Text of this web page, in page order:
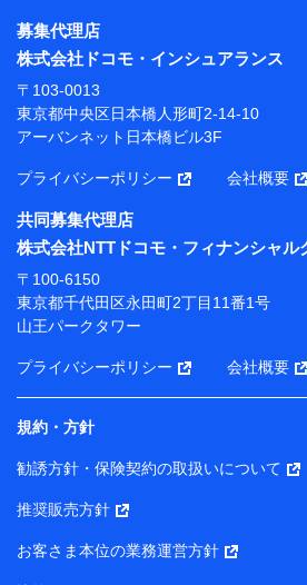
【利用目的】
当社または株式会社NTTドコモ・
プが提供する保険関連サービスに
付および管理のため
当社または株式会社NTTドコモ・
携会社の保険その他に関する情報
維持管理等の委託業務遂行のため
関連する当社または株式会社NTT
ルグループおよび提携会社のサー
ため
（各サービスで取得したサービス
トの閲覧履歴、購買履歴、ご契約
ータを分析して、お客さまの趣味
サービス・商品等に関するご提案
ことがあります。）
各種セミナーの開催のため
コンサルティングサービスの実施の
アンケートやキャンペーン等の実施
上記に係る案内・手続き・管理等
所・代表者名】
募集代理店
株式会社ドコモ・インシュアランス
〒103-0013
東京都中央区日本橋人形町2-14-10
アーバンネット日本橋ビル3F
プライバシーポリシー 会社概要
共同募集代理店
株式会社NTTドコモ・フィナンシャル
〒100-6150
東京都千代田区永田町2丁目11番1号
山王パークタワー
プライバシーポリシー 会社概要
規約・方針
勧誘方針・保険契約の取扱いについて
推奨販売方針
お客さま本位の業務運営方針